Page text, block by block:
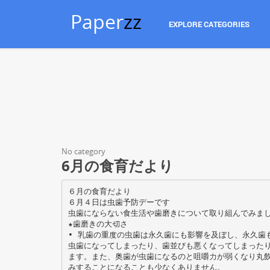
Paperzz EXPLORE CATEGORIES
No category
6月の食育だより
６月の食育だより
６月４日は虫歯予防デーです
虫歯にならない食生活や歯磨きについて取り組んでみま
★歯磨きの大切さ
• 乳歯の重度の虫歯は永久歯にも影響を及ぼし、永久歯
虫歯になってしまったり、歯並びも悪くなってしまった
ます。また、奥歯が虫歯になるのと咀嚼力が弱くなり丸
みすることになることも少なくありません。